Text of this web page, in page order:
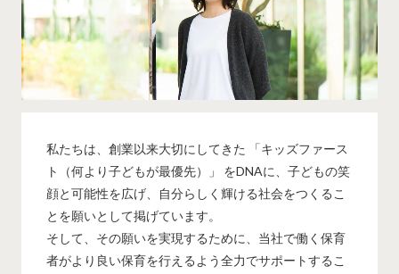
私たちは、創業以来大切にしてきた 「キッズファース
ト（何より子どもが最優先）」 をDNAに、子どもの笑
顔と可能性を広げ、自分らしく輝ける社会をつくるこ
とを願いとして掲げています。
そして、その願いを実現するために、当社で働く保育
者がより良い保育を行えるよう全力でサポートするこ